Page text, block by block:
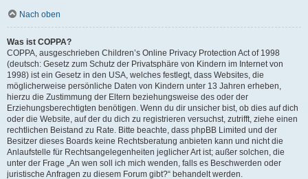
Nach oben
Was ist COPPA?
COPPA, ausgeschrieben Children’s Online Privacy Protection Act of 1998
(deutsch: Gesetz zum Schutz der Privatsphäre von Kindern im Internet von
1998) ist ein Gesetz in den USA, welches festlegt, dass Websites, die
möglicherweise persönliche Daten von Kindern unter 13 Jahren erheben,
hierzu die Zustimmung der Eltern beziehungsweise des oder der
Erziehungsberechtigten benötigen. Wenn du dir unsicher bist, ob dies auf dich
oder die Website, auf der du dich zu registrieren versuchst, zutrifft, ziehe einen
rechtlichen Beistand zu Rate. Bitte beachte, dass phpBB Limited und der
Besitzer dieses Boards keine Rechtsberatung anbieten kann und nicht die
Anlaufstelle für Rechtsangelegenheiten jeglicher Art ist; außer solchen, die
unter der Frage „An wen soll ich mich wenden, falls es Beschwerden oder
juristische Anfragen zu diesem Forum gibt?“ behandelt werden.